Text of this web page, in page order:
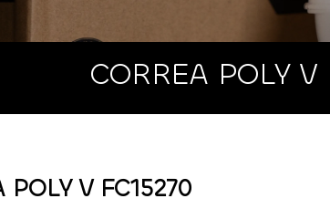
CORREA POLY V
POLY V FC15270